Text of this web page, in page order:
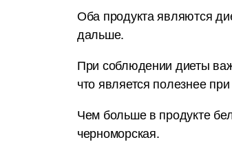
Оба продукта являются
дальше.
При соблюдении диеты
что является полезнее
Чем больше в продукте
черноморская.